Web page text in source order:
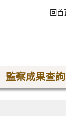
回首
監察成果查詢